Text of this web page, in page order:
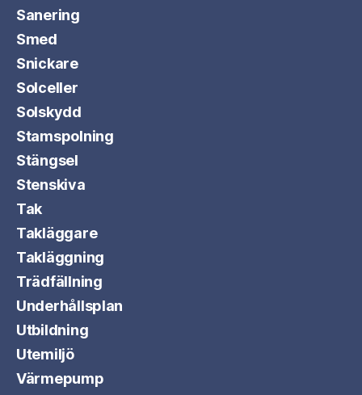
Sanering
Smed
Snickare
Solceller
Solskydd
Stamspolning
Stängsel
Stenskiva
Tak
Takläggare
Takläggning
Trädfällning
Underhållsplan
Utbildning
Utemiljö
Värmepump